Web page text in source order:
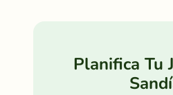
Planifica Tu